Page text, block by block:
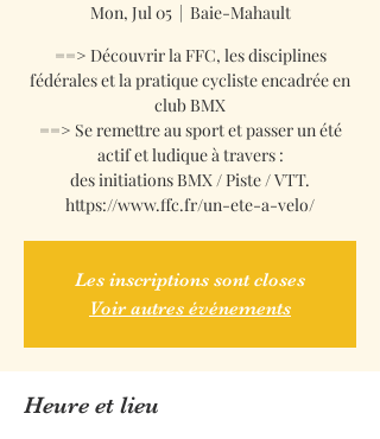
Mon, Jul 05
  |
Baie-Mahault
==> Découvrir la FFC, les disciplines
fédérales et la pratique cycliste encadrée en
club BMX
==> Se remettre au sport et passer un été
actif et ludique à travers :
des initiations BMX / Piste / VTT.
https://www.ffc.fr/un-ete-a-velo/
Les inscriptions sont closes
Voir autres événements
Heure et lieu